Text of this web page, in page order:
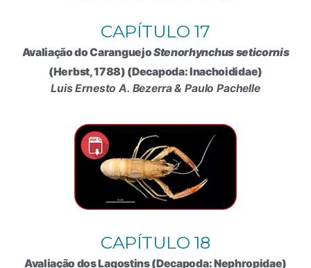
CAPÍTULO 17
Avaliação do CaranguejoStenorhynchus seticornis
(Herbst, 1788) (Decapoda: Inachoididae)
Luis Ernesto A. Bezerra & Paulo Pachelle
CAPÍTULO 18
Avaliação dos Lagostins (Decapoda: Nephropidae)